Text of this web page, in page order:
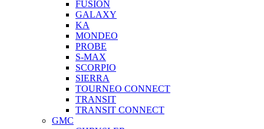
FUSION
GALAXY
KA
MONDEO
PROBE
S-MAX
SCORPIO
SIERRA
TOURNEO CONNECT
TRANSIT
TRANSIT CONNECT
GMC